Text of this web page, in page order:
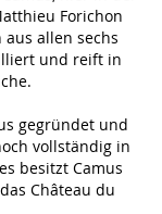
Forichon
allen sechs
und reift in
gegründet und
vollständig in
besitzt Camus
Château du